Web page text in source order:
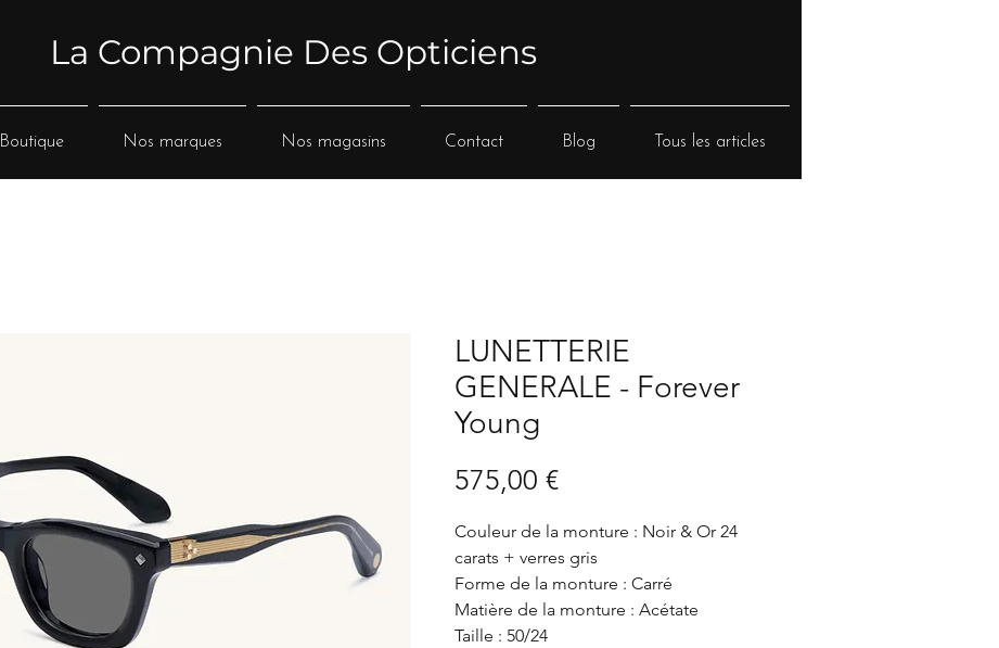
La Compagnie Des Opticiens
Boutique Nos marques Nos magasins Contact Blog Tous les articles
LUNETTERIE
GENERALE - Forever
Young
575,00 €Prix
Couleur de la monture : Noir & Or 24
carats + verres gris
Forme de la monture : Carré
Matière de la monture : Acétate
Taille : 50/24